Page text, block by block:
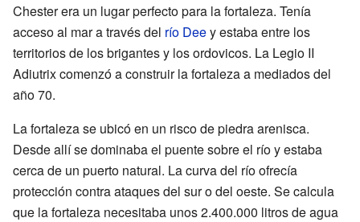
Chester era un lugar perfecto para la fortaleza. Tenía
acceso al mar a través del río Deey estaba entre los
territorios de los brigantes y los ordovicos. La Legio II
Adiutrix comenzó a construir la fortaleza a mediados del
año 70.
La fortaleza se ubicó en un risco de piedra arenisca.
Desde allí se dominaba el puente sobre el río y estaba
cerca de un puerto natural. La curva del río ofrecía
protección contra ataques del sur o del oeste. Se calcula
que la fortaleza necesitaba unos 2.400.000 litros de agua